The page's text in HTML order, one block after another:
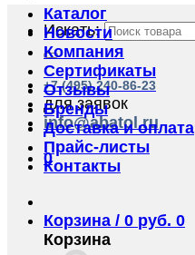
Искать:
+7 (495) 240-86-23
для заявок
info@abatol.ru
0
Каталог
Новости
Компания
Сертификаты
Отзывы
Бренды
Доставка и оплата
Прайс-листы
Контакты
Корзина / 0 руб. 0
Корзина